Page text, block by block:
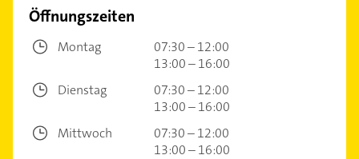
Öffnungszeiten
Montag
07:30 – 12:00
13:00 – 16:00
Dienstag
07:30 – 12:00
13:00 – 16:00
Mittwoch
07:30 – 12:00
13:00 – 16:00